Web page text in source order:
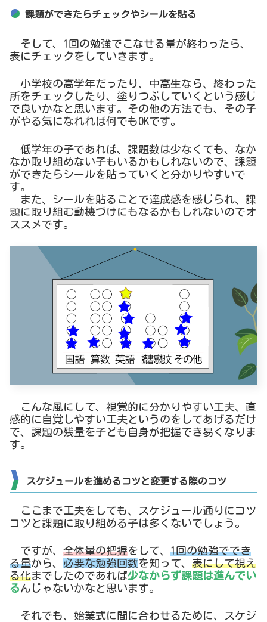
課題ができたらチェックやシールを貼る
そして、1回の勉強でこなせる量が終わったら、
表にチェックをしていきます。
小学校の高学年だったり、中高生なら、終わった
所をチェックしたり、塗りつぶしていくという感じ
で良いかなと思います。その他の方法でも、その子
がやる気になれれば何でもOKです。
低学年の子であれば、課題数は少なくても、なか
なか取り組めない子もいるかもしれないので、課題
ができたらシールを貼っていくと分かりやすいで
す。
また、シールを貼ることで達成感を感じられ、課
題に取り組む動機づけにもなるかもしれないのでオ
ススメです。
こんな風にして、視覚的に分かりやすい工夫、直
感的に自覚しやすい工夫というのをしてあげるだけ
で、課題の残量を子ども自身が把握でき易くなりま
す。
スケジュールを進めるコツと変更する際のコツ
ここまで工夫をしても、スケジュール通りにコツ
コツと課題に取り組める子は多くないでしょう。
ですが、 全体量の把握をして、 1回の勉強ででき
る量から、 必要な勉強回数を知って、 表にして視え
る化までしたのであれば少なからず課題は進んでい
るんじゃないかなと思います。
それでも、始業式に間に合わせるために、スケジ